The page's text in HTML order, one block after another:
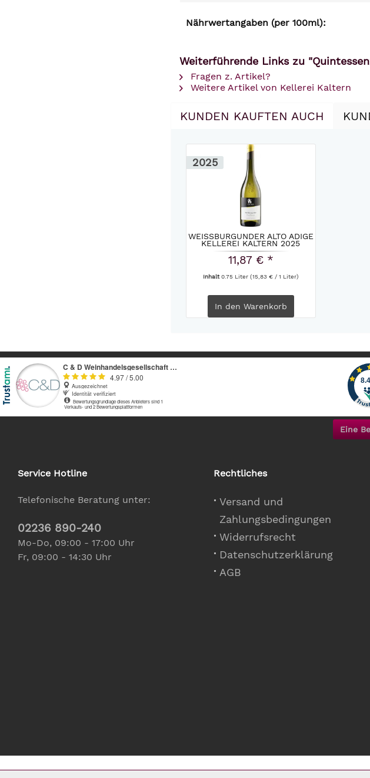
Nährwertangaben (per 100ml):
Weiterführende Links zu
Fragen z. Artikel?
Weitere Artikel von Kellerei Kaltern
KUNDEN KAUFTEN AUCH
2025
WEISSBURGUNDER ALTO ADIGE K
ELLEREI KALTERN 2025
11,87 € *
Inhalt0.75 Liter (15,83 € / 1 Liter)
In den Warenkorb
Eine
Service Hotline
Telefonische Beratung unter:
02236 890-240
Mo-Do, 09:00 - 17:00 Uhr
Fr, 09:00 - 14:30 Uhr
Rechtliches
Versand und
Zahlungsbedingungen
Widerrufsrecht
Datenschutzerklärung
AGB